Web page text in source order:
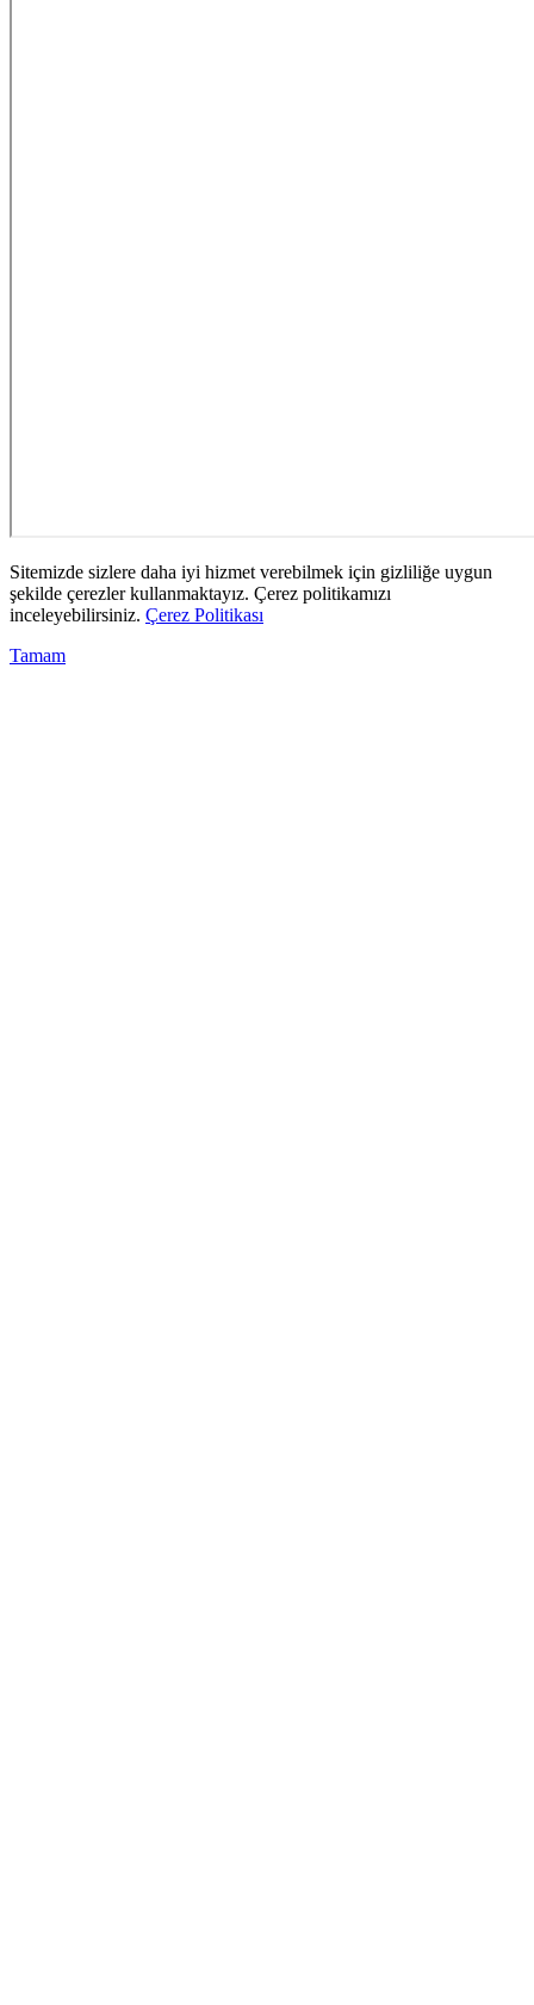
Sitemizde sizlere daha iyi hizmet verebilmek için gizliliğe uygun
şekilde çerezler kullanmaktayız. Çerez politikamızı
inceleyebilirsiniz. Çerez Politikası
Tamam